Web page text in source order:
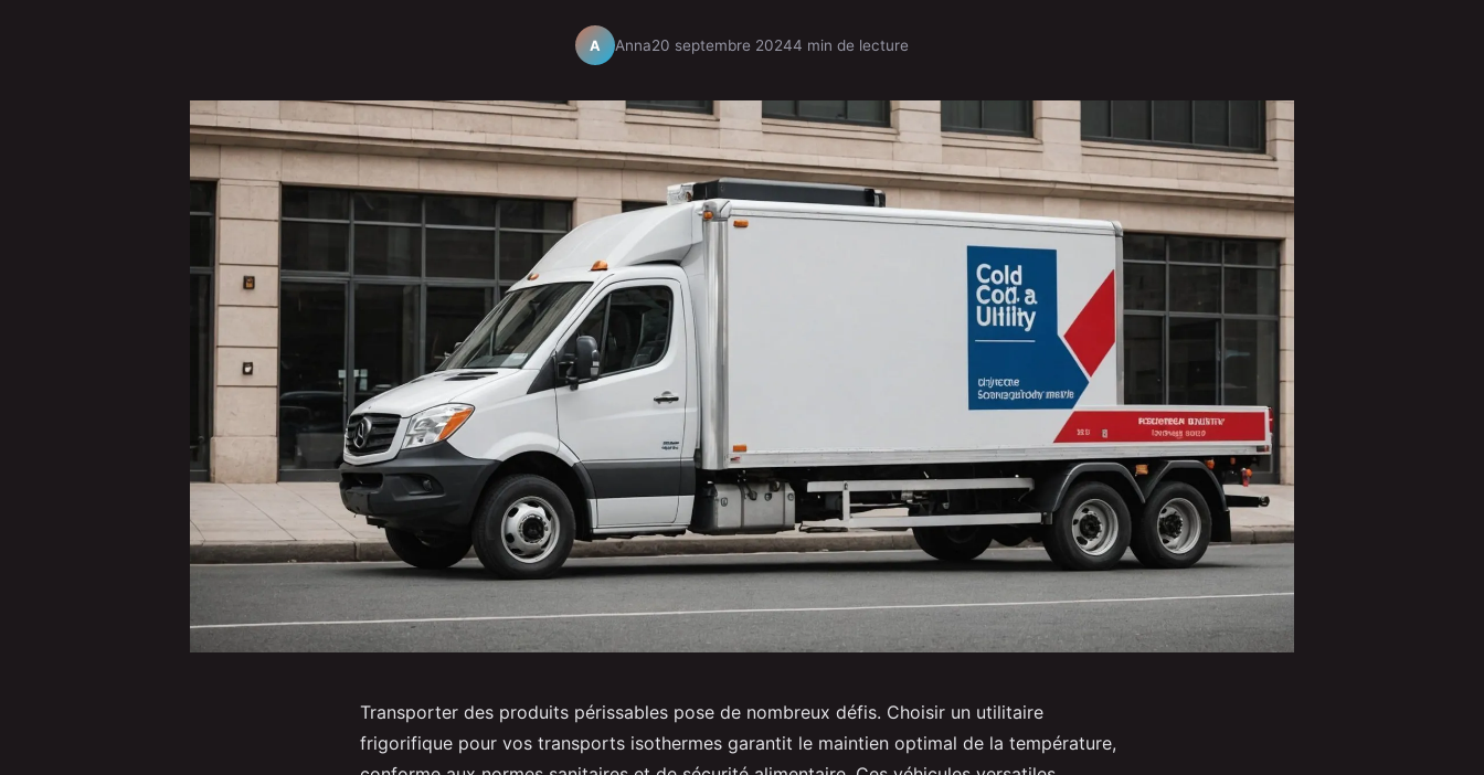
A Anna20 septembre 20244 min de lecture
Transporter des produits périssables pose de nombreux défis. Choisir un utilitaire
frigorifique pour vos transports isothermes garantit le maintien optimal de la température,